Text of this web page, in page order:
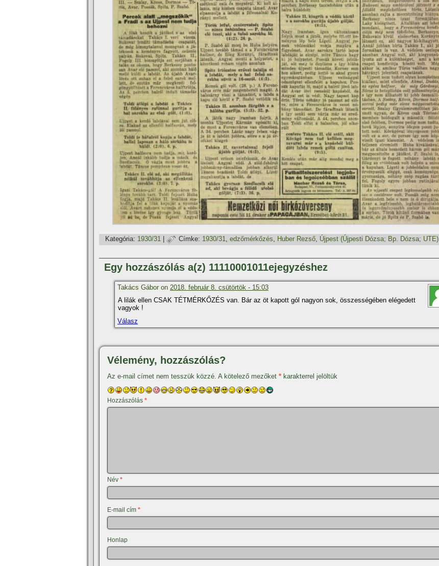
Kategória: 1930/31 Címke: 1930/31, edzőmérkőzés, Huber Rezső, Újpest (Újpesti Dózsa; Bp. Dózsa; UTE)
Egy hozzászólás a(z) 11110001011ejegyzéshez
Takács Gábor on 2018. február 8. csütörtök - 15:03
A lilák ellen CSAK TÉTMÉRKŐZÉS van. Bár az öt kapott gól nagyon sok, összességében elégedett
vagyok !
Válasz
Vélemény, hozzászólás?
Az e-mail címet nem tesszük közzé. A kötelező mezőket * karakterrel jelöltük
Hozzászólás *
Név *
E-mail cím *
Honlap